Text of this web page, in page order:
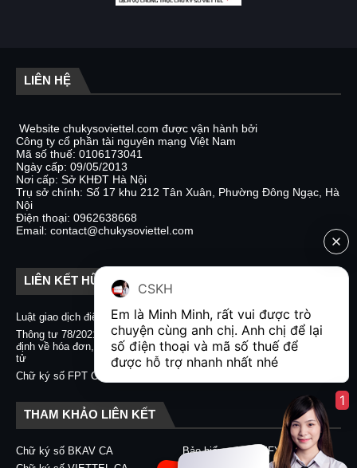
LIÊN HỆ
Website chukysoviettel.com được vận hành bởi
Công ty cổ phần tài nguyên mạng Việt Nam
Mã số thuế: 0106173041
Ngày cấp: 09/05/2013
Nơi cấp: Sở KHĐT Hà Nội
Trụ sở chính: Số 17 khu 212 Tân Xuân, Phường Đông Ngạc, Hà
Nội
Điện thoại: 0962638668
Email: contact@chukysoviettel.com
LIÊN KẾT HỮU ÍCH
Luật giao dịch điện tử
Nghị định 130/2018/NĐ-CP
Thông tư 78/2021/TT-BTC quy
định về hóa đơn, chứng từ điện
tử
Chữ ký số CA2 - Nacencomm
Chữ ký số VNPT CA
Chữ ký số BKAV CA
Chữ ký số FPT CA
THAM KHẢO LIÊN KẾT
Chữ ký số BKAV CA
Bảo hiểm xã hội EFY-eBHXH
CSKH
Em là Minh Minh, rất vui được trò
chuyện cùng anh chị. Anh chị để lại
số điện thoại và mã số thuế để
được hỗ trợ nhanh nhất nhé
1